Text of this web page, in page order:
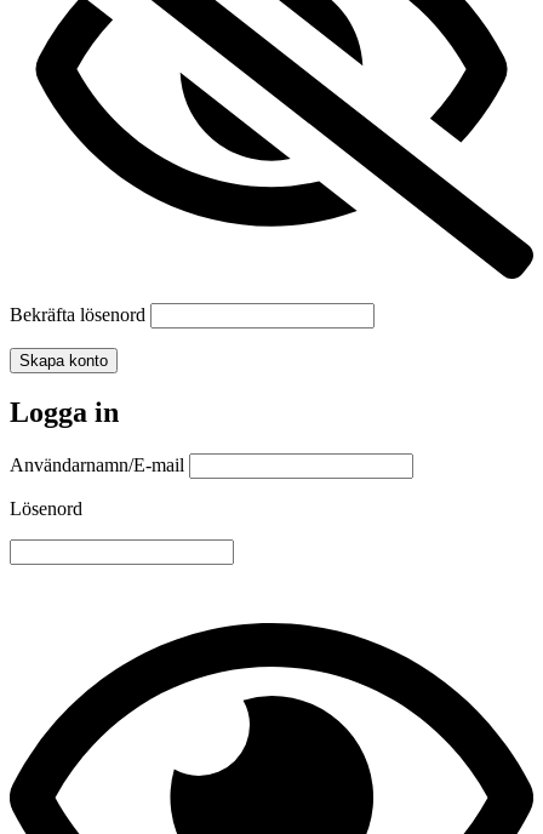
Bekräfta lösenord
Skapa konto
Logga in
Användarnamn/E-mail
Lösenord